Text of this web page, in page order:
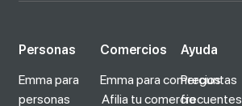
Personas
Emma para
personas
Comercios
Emma para comercios
Afilia tu comercio
Ayuda
Preguntas
frecuentes